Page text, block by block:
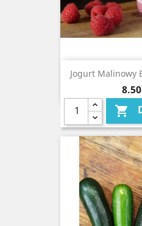
Jogurt Malinowy
8,50
